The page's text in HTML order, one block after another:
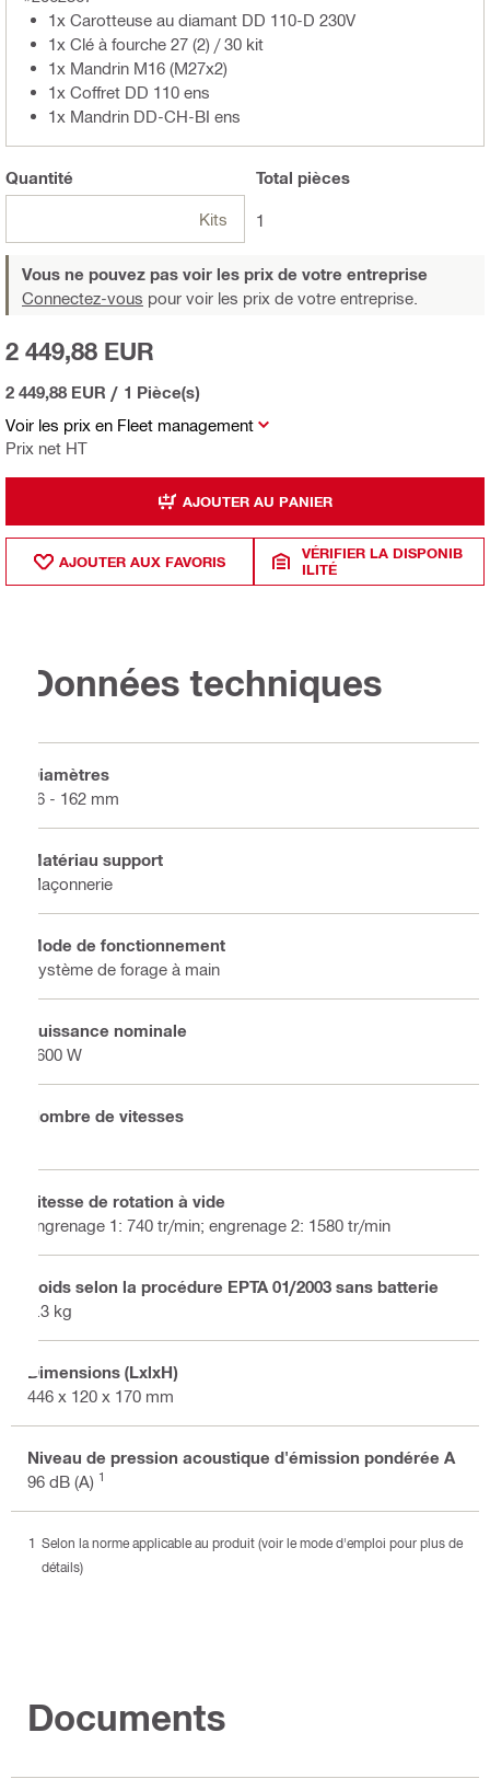
1x Carotteuse au diamant DD 110-D 230V
1x Clé à fourche 27 (2) / 30 kit
1x Mandrin M16 (M27x2)
1x Coffret DD 110 ens
1x Mandrin DD-CH-BI ens
Quantité
Kits
Total pièces
1
Vous ne pouvez pas voir les prix de votre entreprise
Connectez-vous pour voir les prix de votre entreprise.
Voir les prix en Fleet management
Prix net HT
2 449,88 EUR
2 449,88 EUR / 1 Pièce(s)
AJOUTER AU PANIER
AJOUTER AUX FAVORIS
VÉRIFIER LA DISPONIB
ILITÉ
Données techniques
Diamètres
16 - 162 mm
Matériau support
Maçonnerie
Mode de fonctionnement
Système de forage à main
Puissance nominale
1600 W
Nombre de vitesses
Vitesse de rotation à vide
engrenage 1: 740 tr/min; engrenage 2: 1580 tr/min
Poids selon la procédure EPTA 01/2003 sans batterie
5.3 kg
Dimensions (LxlxH)
446 x 120 x 170 mm
Niveau de pression acoustique d'émission pondérée A
96 dB (A) 1
Selon la norme applicable au produit (voir le mode d'emploi pour plus de
détails)
Documents